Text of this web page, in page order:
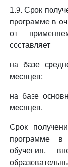
1.9. Срок
программе в
от
составляет:
на базе
месяцев;
на базе
месяцев.
Срок
программе в
обучения,